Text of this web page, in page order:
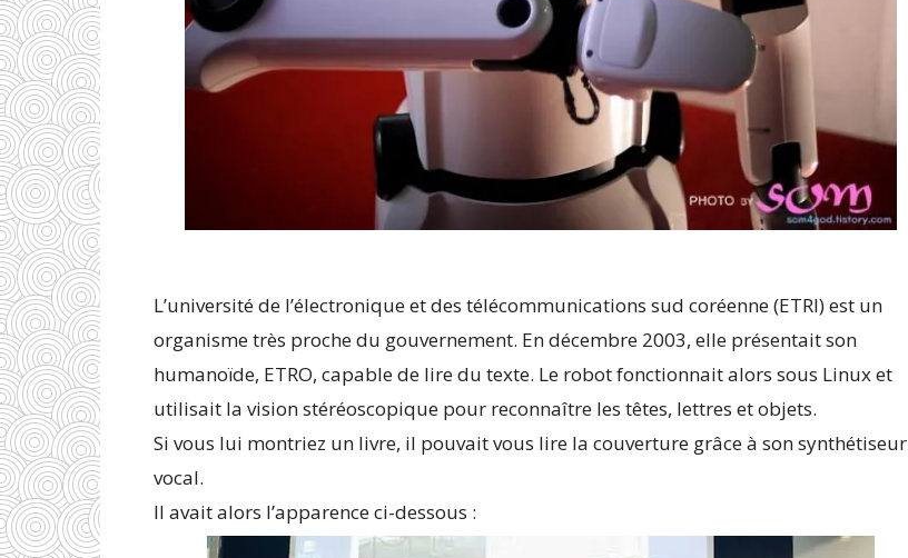
L’université de l’électronique et des télécommunications sud coréenne (ETRI) est un
organisme très proche du gouvernement. En décembre 2003, elle présentait son
humanoïde, ETRO, capable de lire du texte. Le robot fonctionnait alors sous Linux et
utilisait la vision stéréoscopique pour reconnaître les têtes, lettres et objets.
Si vous lui montriez un livre, il pouvait vous lire la couverture grâce à son synthétiseur
vocal.
Il avait alors l’apparence ci-dessous :